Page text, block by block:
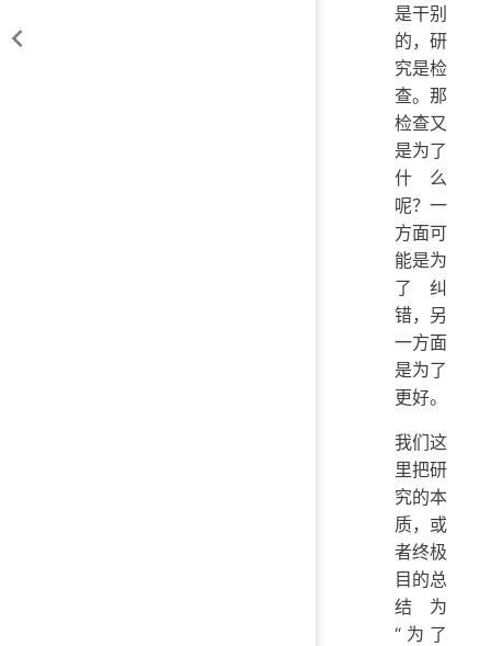
是干别
的，研
究是检
查。那
检查又
是为了
什么
呢？一
方面可
能是为
了纠
错，另
一方面
是为了
更好。
我们这
里把研
究的本
质，或
者终极
目的总
结为
“为了